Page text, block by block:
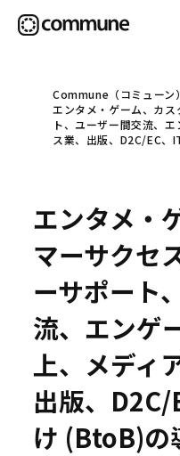
Communeにつ
事例
お役立ち情報
Commune（コミューン）
エンタメ・ゲーム、カ
ト、ユーザー間交流、
ス業、出版、D2C/EC
エンタメ・
マーサクセ
ーサポート
流、エンゲ
上、メディ
出版、D2C/
け (BtoB)の